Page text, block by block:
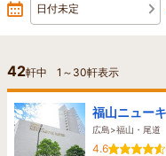
日付未定
42軒中 1 ～ 30軒表示
福山ニュー
広島>福山・尾道
4.6